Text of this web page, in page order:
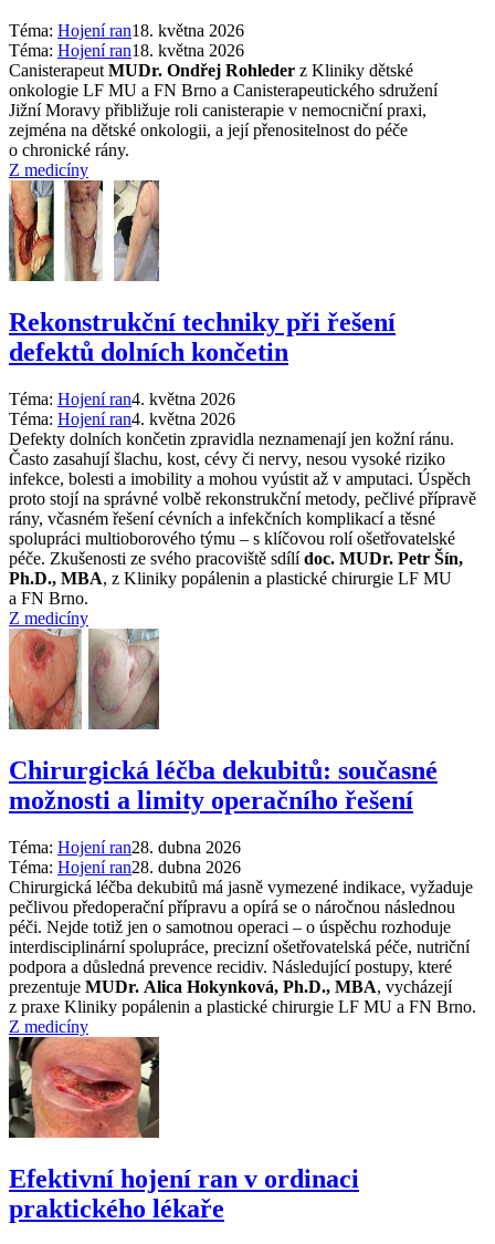
Téma: Hojení ran18. května 2026
Téma: Hojení ran18. května 2026
Canisterapeut MUDr. Ondřej Rohleder z Kliniky dětské
onkologie LF MU a FN Brno a Canisterapeutického sdružení
Jižní Moravy přibližuje roli canisterapie v nemocniční praxi,
zejména na dětské onkologii, a její přenositelnost do péče
o chronické rány.
Z medicíny
Rekonstrukční techniky při řešení
defektů dolních končetin
Téma: Hojení ran4. května 2026
Téma: Hojení ran4. května 2026
Defekty dolních končetin zpravidla neznamenají jen kožní ránu.
Často zasahují šlachu, kost, cévy či nervy, nesou vysoké riziko
infekce, bolesti a imobility a mohou vyústit až v amputaci. Úspěch
proto stojí na správné volbě rekonstrukční metody, pečlivé přípravě
rány, včasném řešení cévních a infekčních komplikací a těsné
spolupráci multioborového týmu –⁠ s klíčovou rolí ošetřovatelské
péče. Zkušenosti ze svého pracoviště sdílídoc. MUDr. Petr Šín,
Ph.D., MBA, z Kliniky popálenin a plastické chirurgie LF MU
a FN Brno.
Z medicíny
Chirurgická léčba dekubitů: současné
možnosti a limity operačního řešení
Téma: Hojení ran28. dubna 2026
Téma: Hojení ran28. dubna 2026
Chirurgická léčba dekubitů má jasně vymezené indikace, vyžaduje
pečlivou předoperační přípravu a opírá se o náročnou následnou
péči. Nejde totiž jen o samotnou operaci –⁠ o úspěchu rozhoduje
interdisciplinární spolupráce, precizní ošetřovatelská péče, nutriční
podpora a důsledná prevence recidiv. Následující postupy, které
prezentuje MUDr. Alica Hokynková, Ph.D., MBA, vycházejí
z praxe Kliniky popálenin a plastické chirurgie LF MU a FN Brno.
Z medicíny
Efektivní hojení ran v ordinaci
praktického lékaře